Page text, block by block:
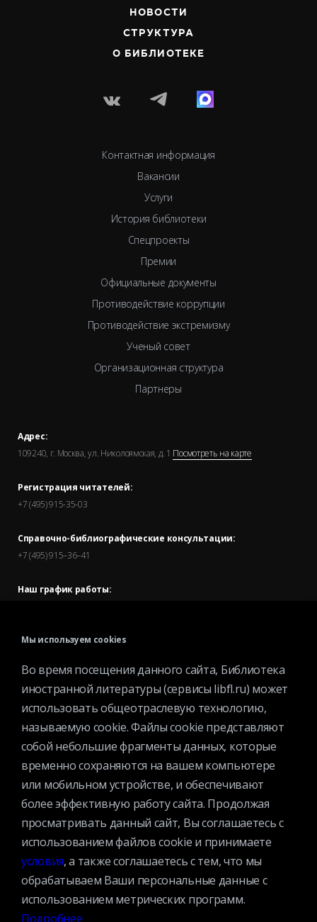
НОВОСТИ
СТРУКТУРА
О БИБЛИОТЕКЕ
Контактная информация
Вакансии
Услуги
История библиотеки
Спецпроекты
Премии
Официальные документы
Противодействие коррупции
Противодействие экстремизму
Ученый совет
Организационная структура
Партнеры
Адрес:
109240, г. Москва, ул. Николоямская, д. 1 Посмотреть на карте
Регистрация читателей:
+7 (495) 915-35-03
Справочно-библиографические консультации:
+7 (495) 915–36–41
Наш график работы:
полчаса до окончания работы.
© 2025 Федеральное государственное бюджетное учреждение
культуры «Всероссийская государственная библиотека
иностранной литературы имени М.И.Рудомино». Вся информация,
представленная на сайте охраняется авторским правом и другими
правами на интеллектуальную собственность и является
собственностью соответствующих правообладателей или
БИБЛИОТЕКИ.
Мы используем cookies
Во время посещения данного сайта, Библиотека
иностранной литературы (сервисы libfl.ru) может
использовать общеотраслевую технологию,
называемую cookie. Файлы cookie представляют
собой небольшие фрагменты данных, которые
временно сохраняются на вашем компьютере
или мобильном устройстве, и обеспечивают
более эффективную работу сайта. Продолжая
просматривать данный сайт, Вы соглашаетесь с
использованием файлов cookie и принимаете
условия, а также соглашаетесь с тем, что мы
обрабатываем Ваши персональные данные с
использованием метрических программ.
Подробнее